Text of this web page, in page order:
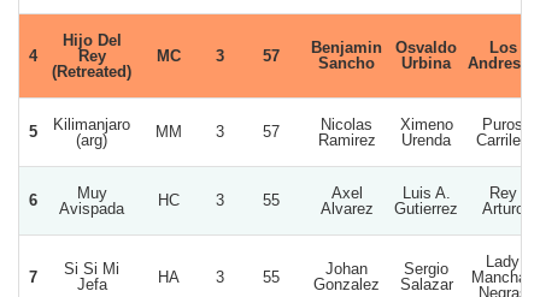
4
Hijo Del
Rey
(Retreated)
MC 3 57
Benjamin
Sancho
Osvaldo
Urbina
Los
Andreses
5
Kilimanjaro
(arg)
MM 3 57
Nicolas
Ramirez
Ximeno
Urenda
Puros
Carriles
6
Muy
Avispada
HC 3 55
Axel
Alvarez
Luis A.
Gutierrez
Rey
Arturo
7
Si Si Mi
Jefa
HA 3 55
Johan
Gonzalez
Sergio
Salazar
Lady
Manchas
Negras